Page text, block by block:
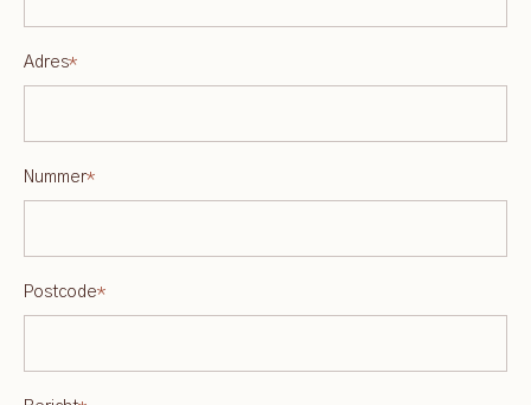
Adres*
Nummer*
Postcode*